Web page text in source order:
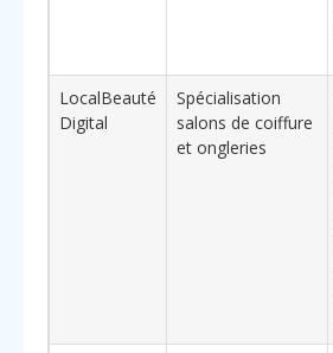
LocalBeauté
Digital
Spécialisation
salons de coiffure
et ongleries